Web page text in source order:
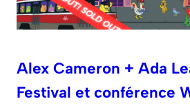
Alex Cameron + Ada
Festival et conférence